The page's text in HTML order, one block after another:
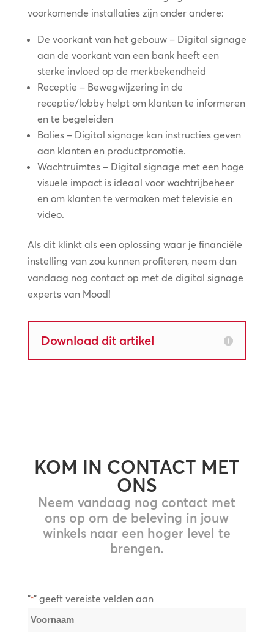
voorkomende installaties zijn onder andere:
De voorkant van het gebouw – Digital signage
aan de voorkant van een bank heeft een
sterke invloed op de merkbekendheid
Receptie – Bewegwijzering in de
receptie/lobby helpt om klanten te informeren
en te begeleiden
Balies – Digital signage kan instructies geven
aan klanten en productpromotie.
Wachtruimtes – Digital signage met een hoge
visuele impact is ideaal voor wachtrijbeheer
en om klanten te vermaken met televisie en
video.
Als dit klinkt als een oplossing waar je financiële
instelling van zou kunnen profiteren, neem dan
vandaag nog contact op met de digital signage
experts van Mood!
Download dit artikel
KOM IN CONTACT MET
ONS
Neem vandaag nog contact met
ons op om de beleving in jouw
winkels naar een hoger level te
brengen.
"*" geeft vereiste velden aan
Naam